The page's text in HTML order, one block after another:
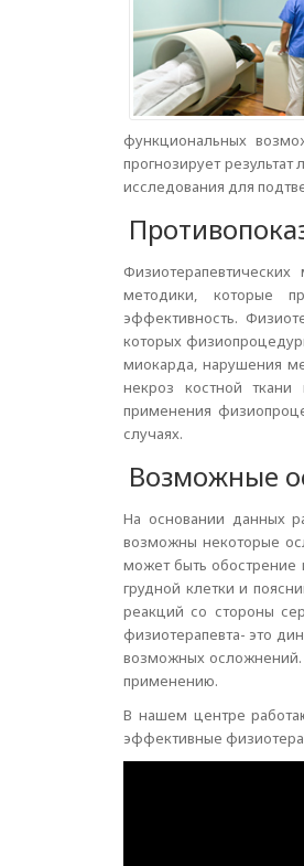
функциональных
прогнозирует
исследования для
методики, которые
эффективность.
которых
миокарда, нарушения
некроз костной ткани
применения
случаях.
Возможные
На основании данных
возможны некоторые
может быть обострение
грудной клетки и
реакций со стороны
физиотерапевта- это
возможных осложнений.
применению.
В нашем центре
эффективные